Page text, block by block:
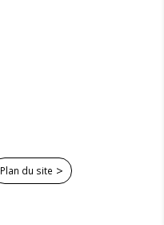
Plan du site